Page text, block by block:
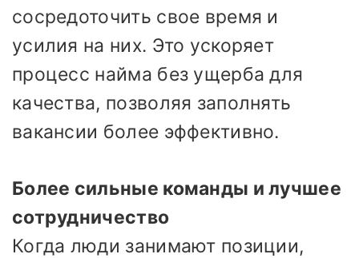
сосредоточить свое время и
усилия на них. Это ускоряет
процесс найма без ущерба для
качества, позволяя заполнять
вакансии более эффективно.
Более сильные команды и лучшее
сотрудничество
Когда люди занимают позиции,